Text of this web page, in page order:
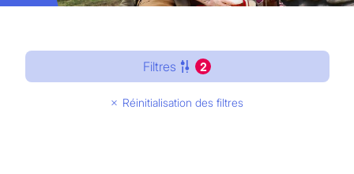
Filtres 2
Réinitialisation des filtres